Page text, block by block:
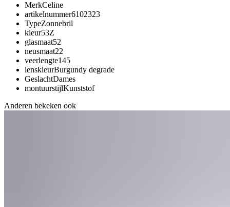
MerkCeline
artikelnummer6102323
TypeZonnebril
kleur53Z
glasmaat52
neusmaat22
veerlengte145
lenskleurBurgundy degrade
GeslachtDames
montuurstijlKunststof
Anderen bekeken ook